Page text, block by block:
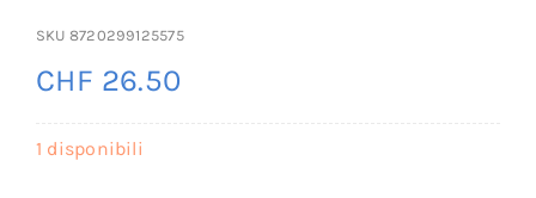
SKU 8720299125575
CHF 26.50
1 disponibili